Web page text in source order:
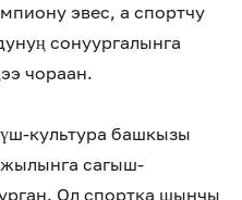
эвес, а спортчу
сонуургалынга
чораан.
культура башкызы
сагыш-
Ол спортка шынчы